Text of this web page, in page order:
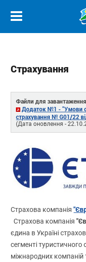
Страхування
Файли для
Додаток №1 - "Умови
страхування № G01/22
(Дата оновлення -
Страхова компанія
Страхова компанія
єдина в Україні
сегменті туристичного
міжнародних компаній